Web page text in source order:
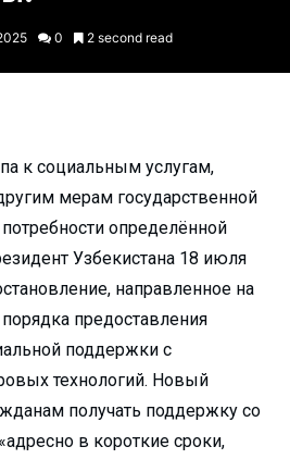
0 2 second read
к социальным услугам,
мерам государственной
определённой
Узбекистана 18 июля
направленное на
предоставления
поддержки с
технологий. Новый
получать поддержку со
в короткие сроки,